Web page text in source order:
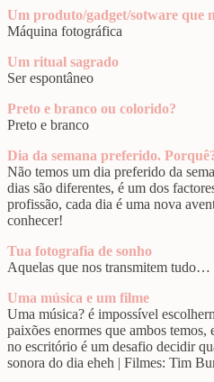
Um produto/gadget/sotware que
Máquina fotográfica
Um ritual sagrado
Ser espontâneo
Preto e branco ou colorido?
Preto e branco
Dia da semana preferido.
Não temos um dia preferido da
dias são diferentes, é um dos
profissão, cada dia é uma nova
conhecer!
Tua fotografia de sonho
Aquelas que nos transmitem tudo…
Uma música e um filme
Uma música? é impossível
paixões enormes que ambos temos,
no escritório é um desafio decidir
sonora do dia eheh | Filmes: Tim